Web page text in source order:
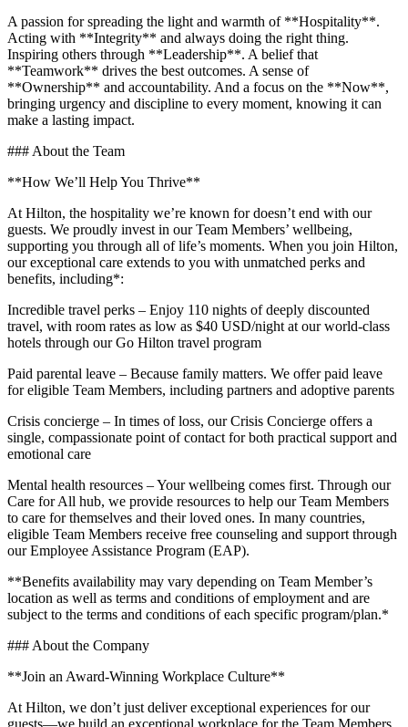
A passion for spreading the light and warmth of **Hospitality**.
Acting with **Integrity** and always doing the right thing.
Inspiring others through **Leadership**. A belief that
**Teamwork** drives the best outcomes. A sense of
**Ownership** and accountability. And a focus on the **Now**,
bringing urgency and discipline to every moment, knowing it can
make a lasting impact.
### About the Team
**How We’ll Help You Thrive**
At Hilton, the hospitality we’re known for doesn’t end with our
guests. We proudly invest in our Team Members’ wellbeing,
supporting you through all of life’s moments. When you join Hilton,
our exceptional care extends to you with unmatched perks and
benefits, including*:
Incredible travel perks – Enjoy 110 nights of deeply discounted
travel, with room rates as low as $40 USD/night at our world-class
hotels through our Go Hilton travel program
Paid parental leave – Because family matters. We offer paid leave
for eligible Team Members, including partners and adoptive parents
Crisis concierge – In times of loss, our Crisis Concierge offers a
single, compassionate point of contact for both practical support and
emotional care
Mental health resources – Your wellbeing comes first. Through our
Care for All hub, we provide resources to help our Team Members
to care for themselves and their loved ones. In many countries,
eligible Team Members receive free counseling and support through
our Employee Assistance Program (EAP).
**Benefits availability may vary depending on Team Member’s
location as well as terms and conditions of employment and are
subject to the terms and conditions of each specific program/plan.*
### About the Company
**Join an Award-Winning Workplace Culture**
At Hilton, we don’t just deliver exceptional experiences for our